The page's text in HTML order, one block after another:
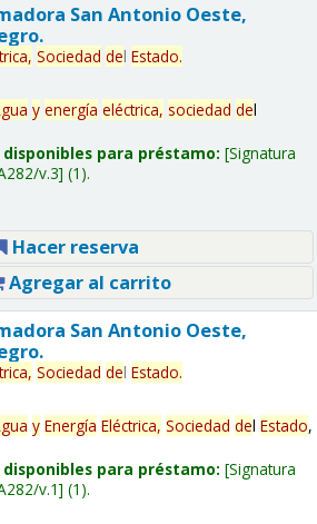
San Antonio Oeste,
Sociedad del Estado.
y energía eléctrica, sociedad del
para préstamo: Signatura
v.3 (1).
Hacer reserva
Agregar al carrito
San Antonio Oeste,
Sociedad del Estado.
y Energía Eléctrica, Sociedad del Estado,
para préstamo: Signatura
v.1 (1).